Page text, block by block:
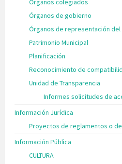
Órganos colegiados
Órganos de gobierno
Órganos de representación
Patrimonio Municipal
Planificación
Reconocimiento de
Unidad de Transparencia
Informes solicitudes de
Información Jurídica
Proyectos de reglamentos o
Información Pública
CULTURA